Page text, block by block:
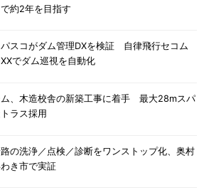
約2年を目指す
スコがダム管理DXを検証 自律飛行セコム
XXでダム巡視を自動化
、木造校舎の新築工事に着手 最大28mスパ
ラス採用
の洗浄／点検／診断をワンストップ化、奥村
き市で実証